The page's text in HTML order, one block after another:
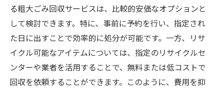
る粗大ごみ回収サービスは、比較的安価なオプションと
して検討できます。特に、事前に予約を行い、指定され
た日に出すことで効率的に処分が可能です。一方、リサ
イクル可能なアイテムについては、指定のリサイクルセ
ンターや業者を活用することで、無料または低コストで
回収を依頼することができます。このように、費用を抑